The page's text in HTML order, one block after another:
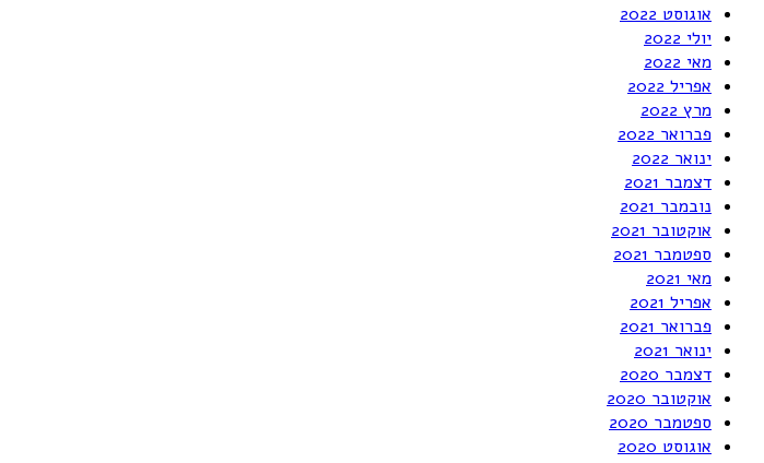
אוגוסט 2022
יולי 2022
מאי 2022
אפריל 2022
מרץ 2022
פברואר 2022
ינואר 2022
דצמבר 2021
נובמבר 2021
אוקטובר 2021
ספטמבר 2021
מאי 2021
אפריל 2021
פברואר 2021
ינואר 2021
דצמבר 2020
אוקטובר 2020
ספטמבר 2020
אוגוסט 2020